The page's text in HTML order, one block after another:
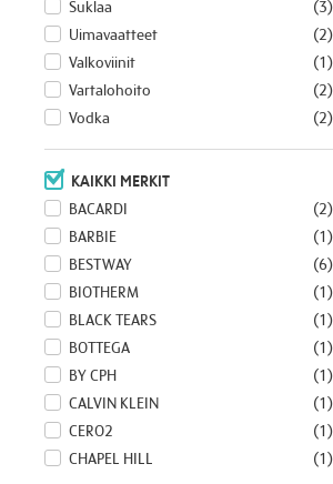
Suklaa
(3)
Uimavaatteet
(2)
Valkoviinit
(1)
Vartalohoito
(2)
Vodka
(2)
KAIKKI MERKIT
BACARDI
(2)
BARBIE
(1)
BESTWAY
(6)
BIOTHERM
(1)
BLACK TEARS
(1)
BOTTEGA
(1)
BY CPH
(1)
CALVIN KLEIN
(1)
CERO2
(1)
CHAPEL HILL
(1)